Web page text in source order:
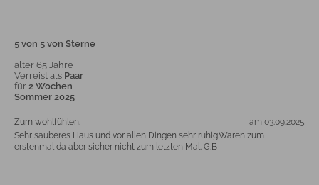
5 von 5 von Sterne
älter 65 Jahre
Verreist als Paar
für 2 Wochen
Sommer 2025
am 03.09.2025
Zum wohlfühlen.
Sehr sauberes Haus und vor allen Dingen sehr ruhig.Waren zum
erstenmal da aber sicher nicht zum letzten Mal. G.B